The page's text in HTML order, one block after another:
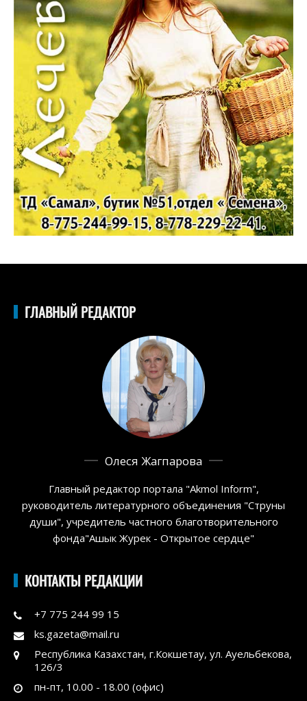
ГЛАВНЫЙ РЕДАКТОР
Олеся Жагпарова
Главный редактор портала "Akmol Inform",
руководитель литературного объединения "Струны
души", учредитель частного благотворительного
фонда"Ашык Журек - Открытое сердце"
КОНТАКТЫ РЕДАКЦИИ
+7 775 244 99 15
ks.gazeta@mail.ru
Республика Казахстан, г.Кокшетау, ул. Ауельбекова,
126/3
пн-пт, 10.00 - 18.00 (офис)